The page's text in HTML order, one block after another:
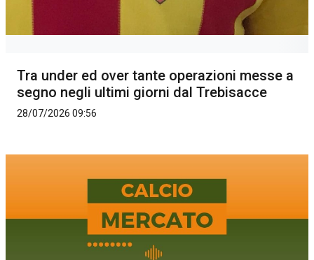
Tra under ed over tante operazioni messe a
segno negli ultimi giorni dal Trebisacce
28/07/2026 09:56